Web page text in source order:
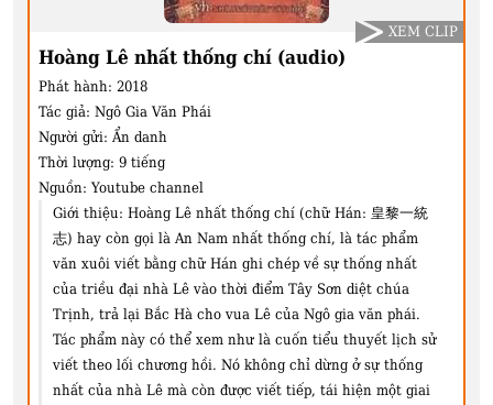
Hoàng Lê nhất thống chí (audio)
Phát hành: 2018
Tác giả: Ngô Gia Văn Phái
Người gửi: Ẩn danh
Thời lượng: 9 tiếng
Nguồn: Youtube channel
Giới thiệu: Hoàng Lê nhất thống chí (chữ Hán: 皇黎⼀統
志) hay còn gọi là An Nam nhất thống chí, là tác phẩm
văn xuôi viết bằng chữ Hán ghi chép về sự thống nhất
của triều đại nhà Lê vào thời điểm Tây Sơn diệt chúa
Trịnh, trả lại Bắc Hà cho vua Lê của Ngô gia văn phái.
Tác phẩm này có thể xem như là cuốn tiểu thuyết lịch sử
viết theo lối chương hồi. Nó không chỉ dừng ở sự thống
nhất của nhà Lê mà còn được viết tiếp, tái hiện một giai
XEM CLIP